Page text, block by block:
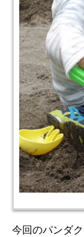
今回のパンダ